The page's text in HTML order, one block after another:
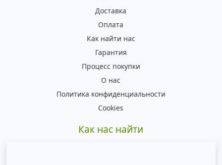
Доставка
Оплата
Как найти нас
Гарантия
Процесс покупки
О нас
Политика конфиденциальности
Cookies
Как нас найти